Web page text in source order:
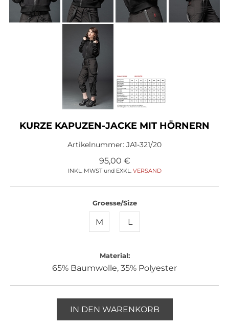
KURZE KAPUZEN-JACKE MIT HÖRNERN
Artikelnummer: JA1-321/20
95,00 €
INKL. MWST und EXKL. VERSAND
Groesse/Size
M L
Material:
65% Baumwolle, 35% Polyester
IN DEN WARENKORB